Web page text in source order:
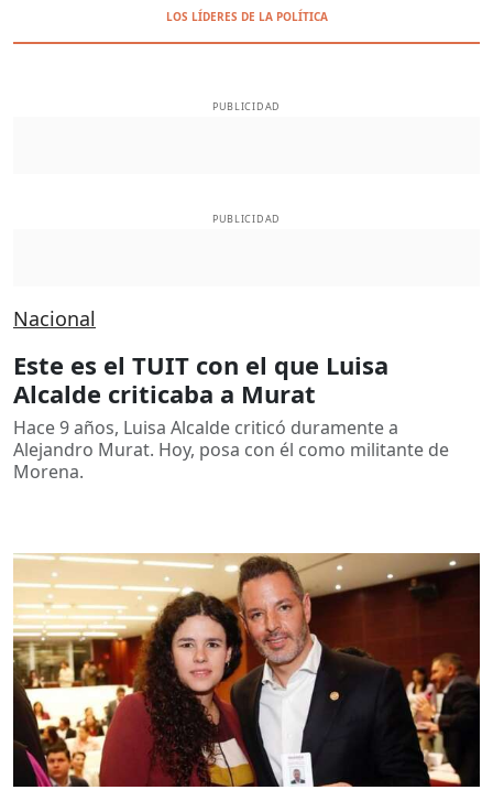
LOS LÍDERES DE LA POLÍTICA
PUBLICIDAD
PUBLICIDAD
Nacional
Este es el TUIT con el que Luisa
Alcalde criticaba a Murat
Hace 9 años, Luisa Alcalde criticó duramente a
Alejandro Murat. Hoy, posa con él como militante de
Morena.